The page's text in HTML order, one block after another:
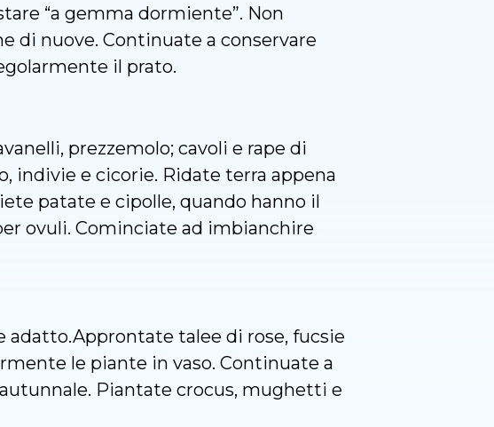
“a gemma dormiente”. Non
di nuove. Continuate a conservare
il prato.
prezzemolo; cavoli e rape di
indivie e cicorie. Ridate terra appena
patate e cipolle, quando hanno il
ovuli. Cominciate ad imbianchire
talee di rose, fucsie
le piante in vaso. Continuate a
Piantate crocus, mughetti e